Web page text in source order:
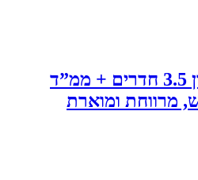
להשכרה בכוכב הצפון 3.5 חדרים + ממ”ד
מרווחת ומוארת